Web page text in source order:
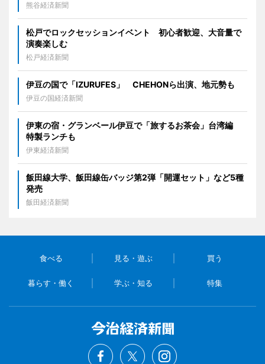
熊谷経済新聞
松戸でロックセッションイベント 初心者歓迎、大音量で
演奏楽しむ
松戸経済新聞
伊豆の国で「IZURUFES」 CHEHONら出演、地元勢も
伊豆の国経済新聞
伊東の宿・グランベール伊豆で「旅するお茶会」台湾編
特製ランチも
伊東経済新聞
飯田線大学、飯田線缶バッジ第2弾「開運セット」など5種
発売
飯田経済新聞
食べる 見る・遊ぶ 買う
暮らす・働く 学ぶ・知る 特集